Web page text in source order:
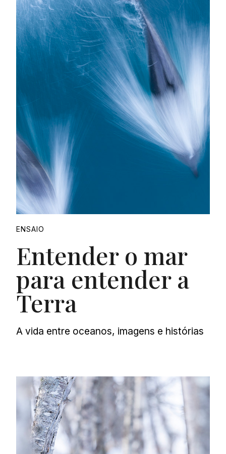
ENSAIO
Entender o mar
para entender a
Terra
A vida entre oceanos, imagens e histórias